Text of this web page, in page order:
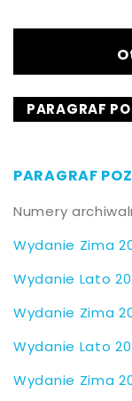
PARAGRAF
PARAGRAF
Nu­me­ry
Wy­da­nie Zi­ma
Wy­da­nie La­to
Wy­da­nie Zi­ma
Wy­da­nie La­to
Wy­da­nie Zi­ma